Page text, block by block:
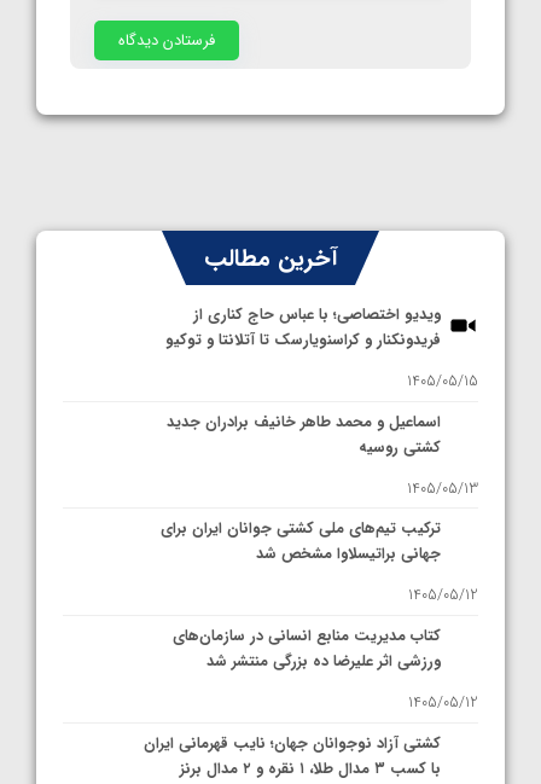
آخرین مطالب
ویدیو اختصاصی؛ با عباس حاج کناری از
فریدونکنار و کراسنویارسک تا آتلانتا و توکیو
1405/05/15
اسماعیل و محمد طاهر خانیف برادران جدید
کشتی روسیه
1405/05/13
ترکیب تیم‌های ملی کشتی جوانان ایران برای
جهانی براتیسلاوا مشخص شد
1405/05/12
کتاب مدیریت منابع انسانی در سازمان‌های
ورزشی اثر علیرضا ده بزرگی منتشر شد
1405/05/12
کشتی آزاد نوجوانان جهان؛ نایب قهرمانی ایران
با کسب ۳ مدال طلا، ۱ نقره و ۲ مدال برنز